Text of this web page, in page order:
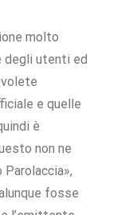
molto
degli utenti ed
e quelle
è
non ne
Parolaccia»,
fosse